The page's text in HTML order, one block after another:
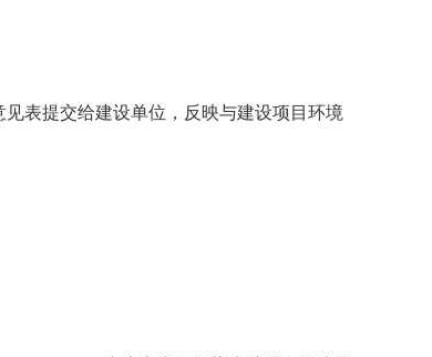
表提交给建设单位，反映与建设项目环境